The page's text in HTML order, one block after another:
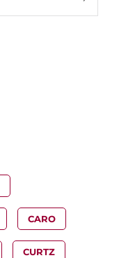
CARO
CURTZ